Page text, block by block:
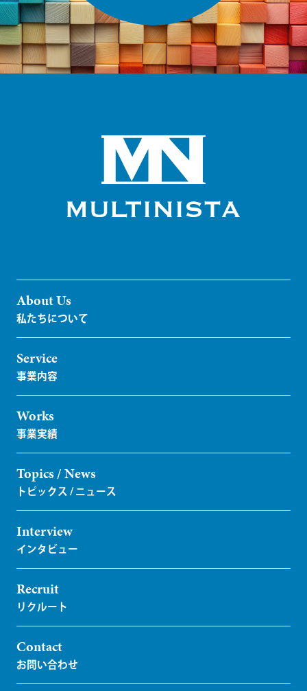
About Us
Service
Works
Topics / News
Interview
Recruit
Contact